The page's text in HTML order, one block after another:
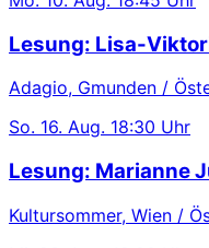
Lesung: Lisa-
Adagio, Gmunden /
So. 16. Aug. 18:30 Uhr
Lesung: Marianne
Kultursommer, Wien /